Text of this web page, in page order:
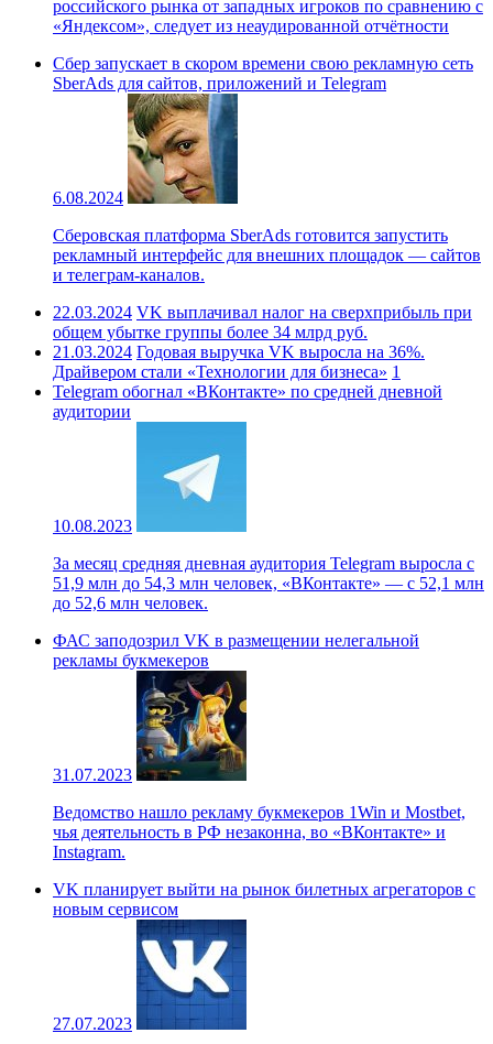
российского рынка от западных игроков по сравнению с
«Яндексом», следует из неаудированной отчётности
Сбер запускает в скором времени свою рекламную сеть
SberAds для сайтов, приложений и Telegram
6.08.2024
Сберовская платформа SberAds готовится запустить
рекламный интерфейс для внешних площадок — сайтов
и телеграм-каналов.
22.03.2024 VK выплачивал налог на сверхприбыль при
общем убытке группы более 34 млрд руб.
21.03.2024 Годовая выручка VK выросла на 36%.
Драйвером стали «Технологии для бизнеса» 1
Telegram обогнал «ВКонтакте» по средней дневной
аудитории
10.08.2023
За месяц средняя дневная аудитория Telegram выросла с
51,9 млн до 54,3 млн человек, «ВКонтакте» — с 52,1 млн
до 52,6 млн человек.
ФАС заподозрил VK в размещении нелегальной
рекламы букмекеров
31.07.2023
Ведомство нашло рекламу букмекеров 1Win и Mostbet,
чья деятельность в РФ незаконна, во «ВКонтакте» и
Instagram.
VK планирует выйти на рынок билетных агрегаторов с
новым сервисом
27.07.2023